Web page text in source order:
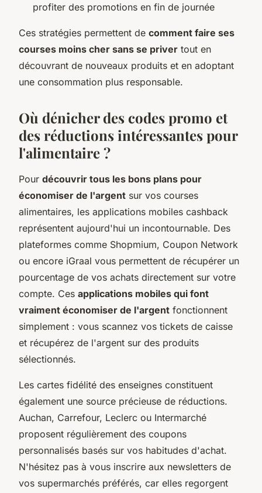
profiter des promotions en fin de journée
Ces stratégies permettent de comment faire ses
courses moins cher sans se priver tout en
découvrant de nouveaux produits et en adoptant
une consommation plus responsable.
Où dénicher des codes promo et
des réductions intéressantes pour
l'alimentaire ?
Pour découvrir tous les bons plans pour
économiser de l'argent sur vos courses
alimentaires, les applications mobiles cashback
représentent aujourd'hui un incontournable. Des
plateformes comme Shopmium, Coupon Network
ou encore iGraal vous permettent de récupérer un
pourcentage de vos achats directement sur votre
compte. Ces applications mobiles qui font
vraiment économiser de l'argent fonctionnent
simplement : vous scannez vos tickets de caisse
et récupérez de l'argent sur des produits
sélectionnés.
Les cartes fidélité des enseignes constituent
également une source précieuse de réductions.
Auchan, Carrefour, Leclerc ou Intermarché
proposent régulièrement des coupons
personnalisés basés sur vos habitudes d'achat.
N'hésitez pas à vous inscrire aux newsletters de
vos supermarchés préférés, car elles regorgent